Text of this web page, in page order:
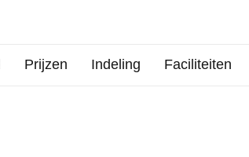
Prijzen Indeling Faciliteiten